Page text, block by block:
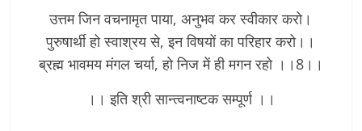
उत्तम जिन वचनामृत पाया, अनुभव कर स्वीकार करो।
पुरुषार्थी हो स्वाश्रय से, इन विषयों का परिहार करो।।
ब्रह्म भावमय मंगल चर्या, हो निज में ही मगन रहो ।।8।।
।। इति श्री सान्त्वनाष्टक सम्पूर्ण ।।